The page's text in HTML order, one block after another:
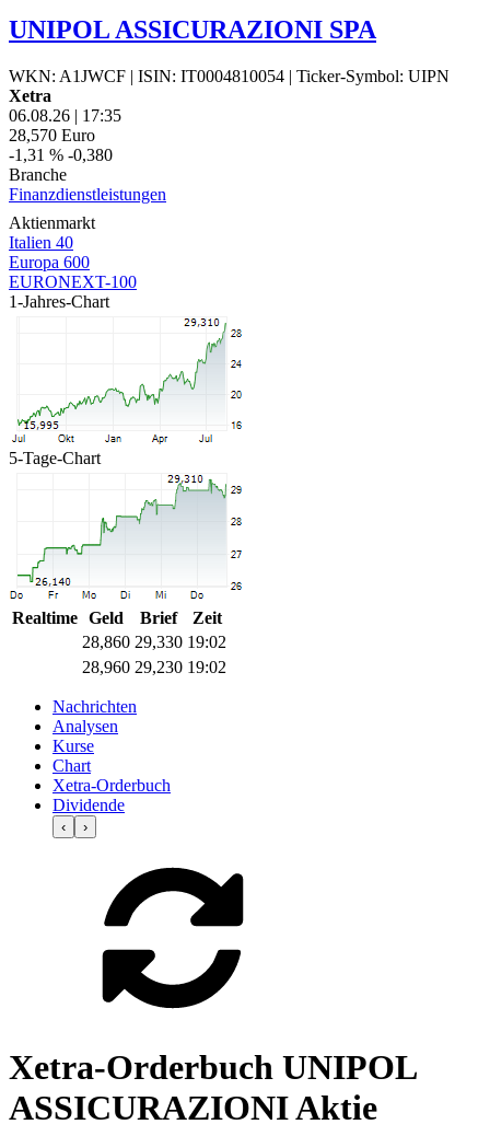
UNIPOL ASSICURAZIONI SPA
WKN: A1JWCF | ISIN: IT0004810054 | Ticker-Symbol: UIPN
Xetra
06.08.26 | 17:35
28,570 Euro
-1,31 % -0,380
Branche
Finanzdienstleistungen
Aktienmarkt
Italien 40
Europa 600
EURONEXT-100
1-Jahres-Chart
5-Tage-Chart
Realtime Geld Brief
Zeit
28,860 29,330 19:02
28,960 29,230 19:02
Nachrichten
Analysen
Kurse
Chart
Xetra-Orderbuch
Dividende
‹ ›
Xetra-Orderbuch UNIPOL
ASSICURAZIONI Aktie